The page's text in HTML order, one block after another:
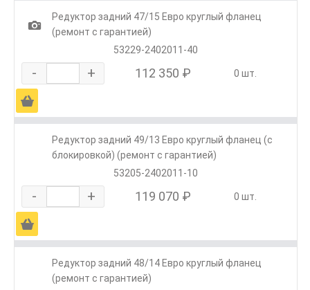
1
Редуктор задний 47/15 Евро круглый фланец
(ремонт с гарантией)
53229-2402011-40
- + 112 350 ₽ 0 шт.
Ä
Редуктор задний 49/13 Евро круглый фланец (с
блокировкой) (ремонт с гарантией)
53205-2402011-10
- + 119 070 ₽ 0 шт.
Ä
Редуктор задний 48/14 Евро круглый фланец
(ремонт с гарантией)